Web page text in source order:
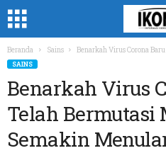
Beranda Sains Benarkah Virus Corona
SAINS
Benarkah Virus
Telah Bermutasi
Semakin